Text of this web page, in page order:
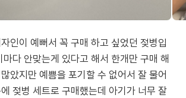
인이 예뻐서 꼭 구매 하고 싶었던 젖병입
마다 안맞는게 있다고 해서 한개만 구매 해
았지만 예쁨을 포기할 수 없어서 잘 물어
젖병 세트로 구매했는데 아기가 너무 잘